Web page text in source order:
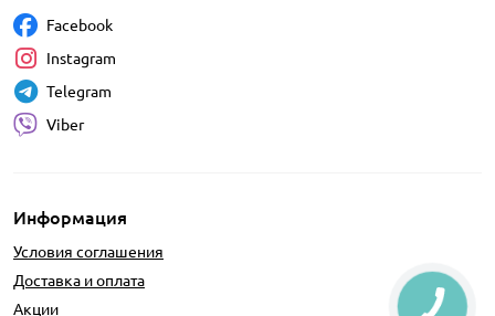
Информация
Условия соглашения
Доставка и оплата
Акции
Facebook
Instagram
Telegram
Viber